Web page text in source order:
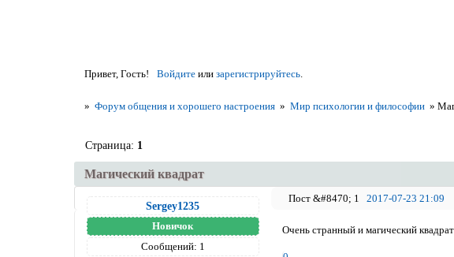
Привет, Гость! Войдитеили зарегистрируйтесь.
» Форум общения и хорошего настроения » Мир психологии и философии »
Магический квадрат
Страница: 1
1 2017-07-23 21:09
Sergey1235
Новичок
Сообщений: 1
Очень странный и магический